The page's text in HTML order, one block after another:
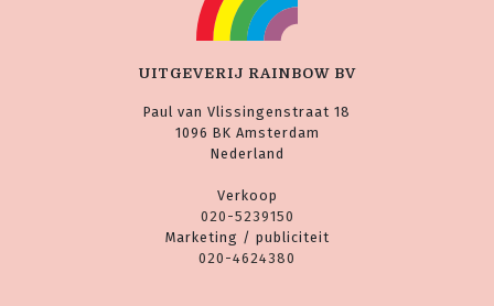
UITGEVERIJ RAINBOW BV
Paul van Vlissingenstraat 18
1096 BK Amsterdam
Nederland
Verkoop
020-5239150
Marketing / publiciteit
020-4624380